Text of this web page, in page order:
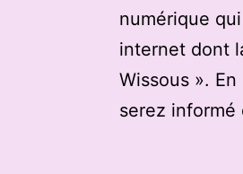
numérique
internet dont
Wissous ».
serez informé